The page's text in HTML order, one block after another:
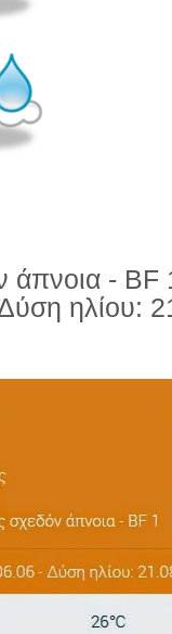
άπνοια - BF
ηλίου: